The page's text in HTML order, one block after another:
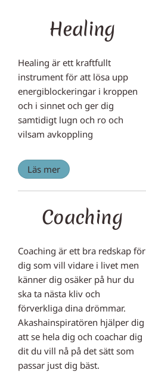
Healing
Healing är ett kraftfullt
instrument för att lösa upp
energiblockeringar i kroppen
och i sinnet och ger dig
samtidigt lugn och ro och
vilsam avkoppling
Läs mer
Coaching
Coaching är ett bra redskap för
dig som vill vidare i livet men
känner dig osäker på hur du
ska ta nästa kliv och
förverkliga dina drömmar.
Akashainspiratören hjälper dig
att se hela dig och coachar dig
dit du vill nå på det sätt som
passar just dig bäst.